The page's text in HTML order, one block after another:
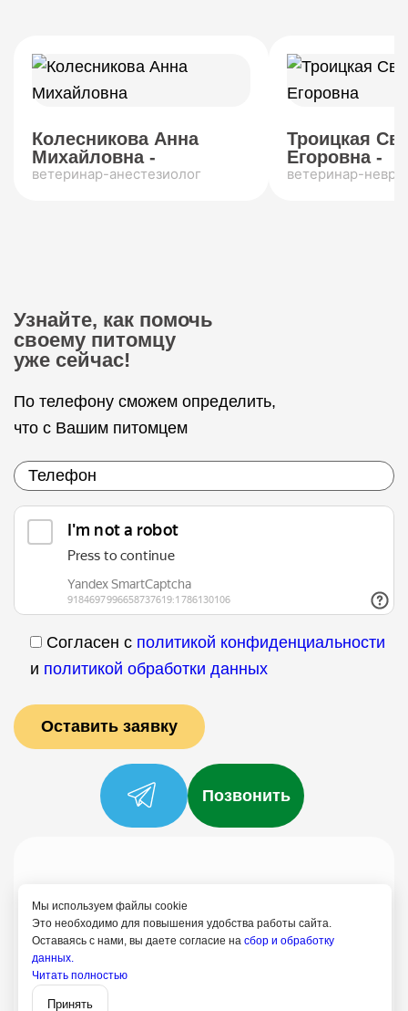
Колесникова Анна
Михайловна -
ветеринар-анестезиолог
Троицкая
Егоровна -
ветеринар-
Узнайте, как помочь
своему питомцу
уже сейчас!
По телефону сможем определить,
что с Вашим питомцем
Согласен с политикой конфиденциальности
и политикой обработки данных
Мы используем файлы cookie
Это необходимо для повышения удобства работы сайта.
Оставаясь с нами, вы даете согласие на сбор и обработку
данных.
Читать полностью
Принять
Позвонить
Политика конфиденциальности
Согласие на обработку
8 (499) 113-80-28
Талдом